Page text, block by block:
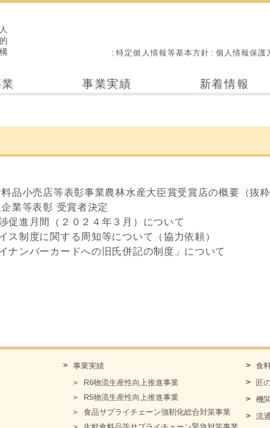
特定個人情報等基本方針 個人情報保護
事業実績 新着情報
品小売店等表彰事業農林水産大臣賞受賞店の概要（抜粋
業等表彰 受賞者決定
促進月間（２０２４年３月）について
ス制度に関する周知等について（協力依頼）
ナンバーカードへの旧氏併記の制度」について
事業実績
R6物流生産性向上推進事業
R5物流生産性向上推進事業
食品サプライチェーン強靭化総合対策事業
食
匠
機
流